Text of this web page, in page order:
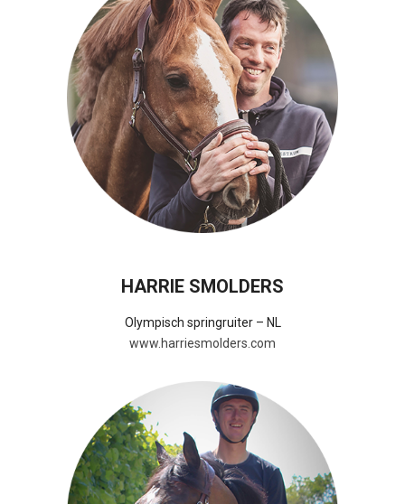
HARRIE SMOLDERS
Olympisch springruiter – NL
www.harriesmolders.com